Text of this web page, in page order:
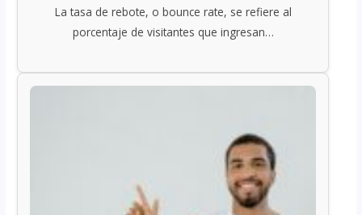
La tasa de rebote, o bounce rate, se refiere al
porcentaje de visitantes que ingresan…